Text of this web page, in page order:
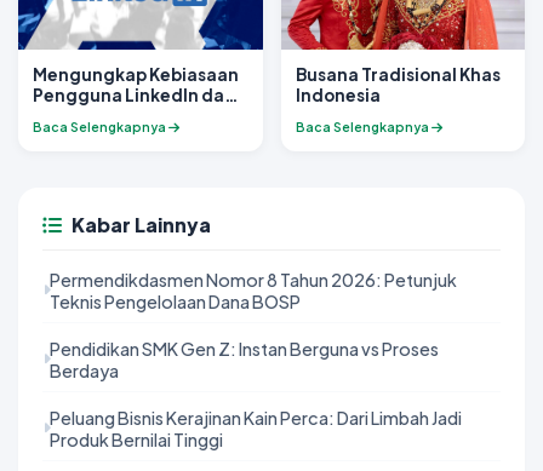
Mengungkap Kebiasaan
Pengguna LinkedIn dan
Baca Selengkapnya
Busana Tradisional Khas
Indonesia
Baca Selengkapnya
Kabar Lainnya
Permendikdasmen Nomor 8 Tahun 2026: Petunjuk
Teknis Pengelolaan Dana BOSP
Pendidikan SMK Gen Z: Instan Berguna vs Proses
Berdaya
Peluang Bisnis Kerajinan Kain Perca: Dari Limbah Jadi
Produk Bernilai Tinggi